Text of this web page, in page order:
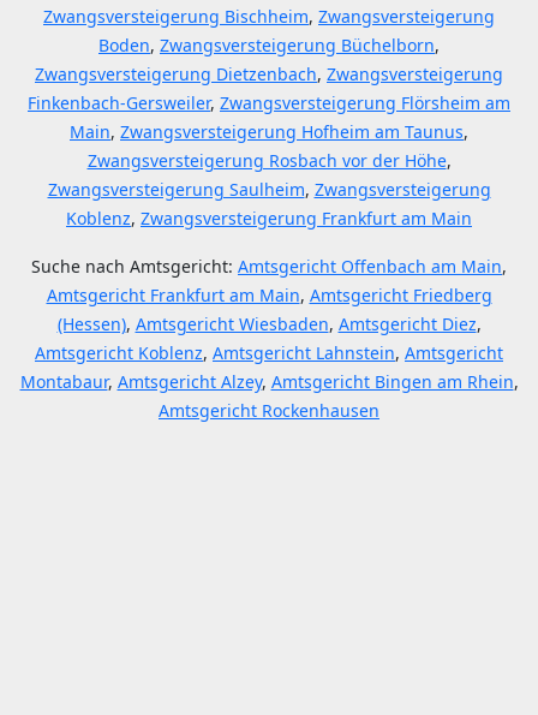
Zwangsversteigerung Bischheim, Zwangsversteigerung
Boden, Zwangsversteigerung Büchelborn,
Zwangsversteigerung Dietzenbach, Zwangsversteigerung
Finkenbach-Gersweiler, Zwangsversteigerung Flörsheim am
Main, Zwangsversteigerung Hofheim am Taunus,
Zwangsversteigerung Rosbach vor der Höhe,
Zwangsversteigerung Saulheim, Zwangsversteigerung
Koblenz, Zwangsversteigerung Frankfurt am Main
Suche nach Amtsgericht: Amtsgericht Offenbach am Main,
Amtsgericht Frankfurt am Main, Amtsgericht Friedberg
(Hessen), Amtsgericht Wiesbaden, Amtsgericht Diez,
Amtsgericht Koblenz, Amtsgericht Lahnstein, Amtsgericht
Montabaur, Amtsgericht Alzey, Amtsgericht Bingen am Rhein,
Amtsgericht Rockenhausen